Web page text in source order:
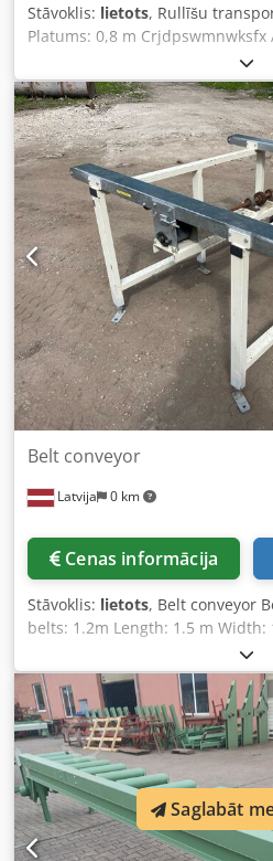
Stāvoklis: lietots, Rullīšu
Platums: 0,8 m
Latvija 0 km
Belt conveyor
Cenas informācija
Stāvoklis: lietots, Belt conveyor
belts: 1.2m Length: 1.5 m Width:
Power (kW): 0.25 Cedpfjwmm N
Saglabāt